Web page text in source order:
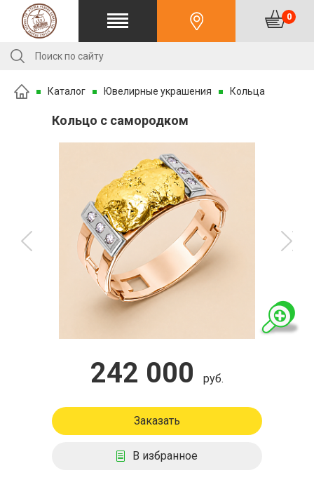
0
Каталог Ювелирные украшения Кольца
Кольцо с самородком
242 000 руб.
Заказать
В избранное